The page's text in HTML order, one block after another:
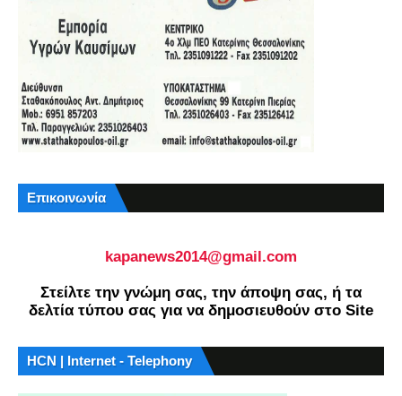
Επικοινωνία
kapanews2014@gmail.com
Στείλτε την γνώμη σας, την άποψη σας, ή τα
δελτία τύπου σας για να δημοσιευθούν στο Site
HCN | Internet - Telephony